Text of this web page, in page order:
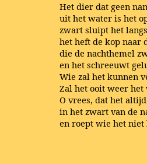
Het dier dat geen
uit het water is het
zwart sluipt het
het heft de kop naar
die de nachthemel
en het schreeuwt
Wie zal het kunnen
Zal het ooit weer het
O vrees, dat het
in het zwart van de
en roept wie het niet